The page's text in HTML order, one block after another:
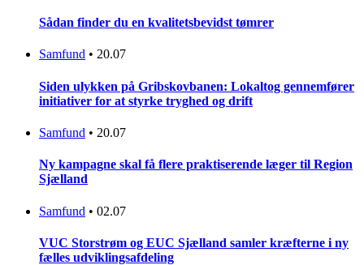
Sådan finder du en kvalitetsbevidst tømrer
Samfund • 20.07
Siden ulykken på Gribskovbanen: Lokaltog gennemfører
initiativer for at styrke tryghed og drift
Samfund • 20.07
Ny kampagne skal få flere praktiserende læger til Region
Sjælland
Samfund • 02.07
VUC Storstrøm og EUC Sjælland samler kræfterne i ny
fælles udviklingsafdeling